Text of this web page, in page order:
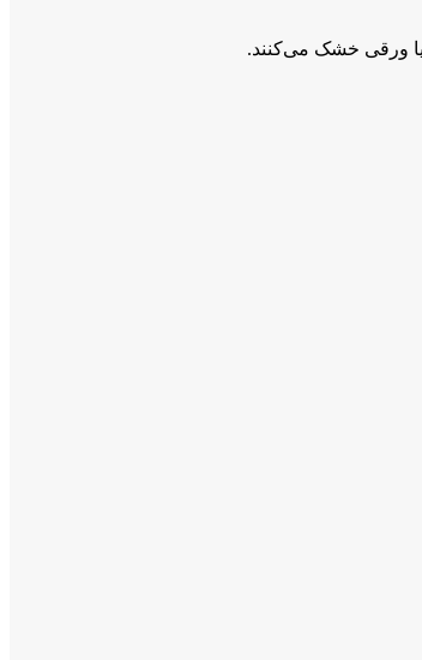
یا ورقی خشک می‌کنند.